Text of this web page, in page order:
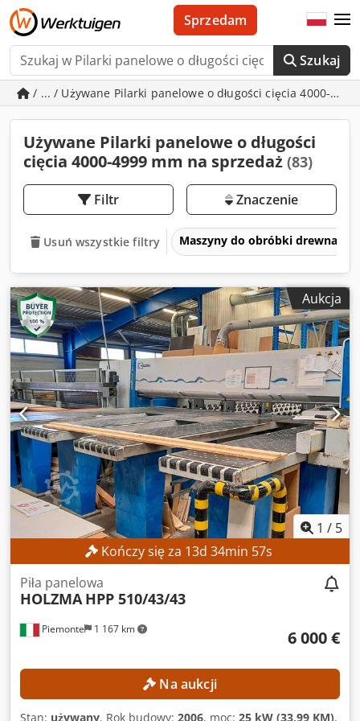
Szukaj
Sprzedam
/ ... / Używane Pilarki panelowe o długości cięcia 4000-
Używane Pilarki panelowe o długości
cięcia 4000-4999 mm na sprzedaż (83)
Filtr Znaczenie
Usuń wszystkie filtry Maszyny do obróbki drewna
Aukcja
1 / 5
Kończy się za 13d 34min 55s
Piemonte 1 167 km
Piła panelowa
HOLZMA HPP 510/43/43
6 000 €
Na aukcji
Stan: używany, Rok budowy: 2006, moc: 25 kW (33,99 KM),